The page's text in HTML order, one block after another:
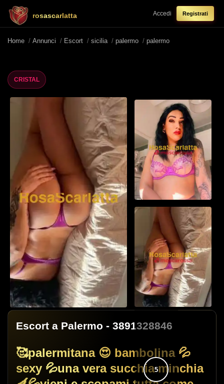
rosascarlatta Accedi Registrati
Home / Annunci / Escort / sicilia / palermo / palermo
Escort a Palermo - 3891328846
🥰palermitana 😍 bambolina 💦
sexy 💦una vera succhia minchia
CRISTAL
5